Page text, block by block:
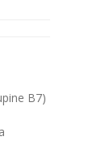
B7)